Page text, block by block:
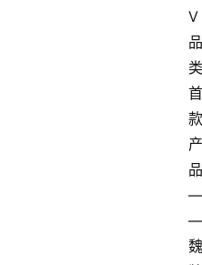
V
品
类
首
款
产
品
—
—
魏